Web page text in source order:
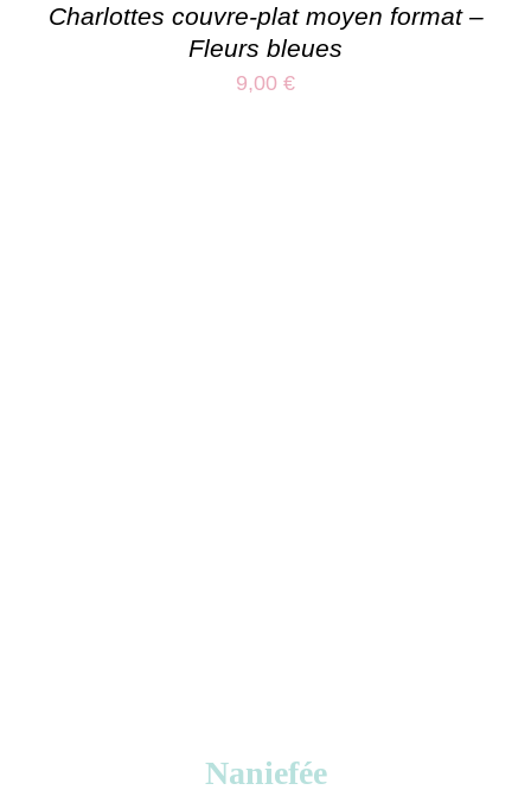
Charlottes couvre-plat moyen format –
Fleurs bleues
9,00 €
Naniefée